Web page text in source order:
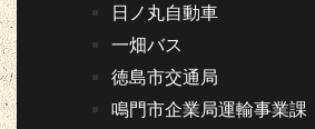
日ノ丸自動車
一畑バス
徳島市交通局
鳴門市企業局運輸事業課